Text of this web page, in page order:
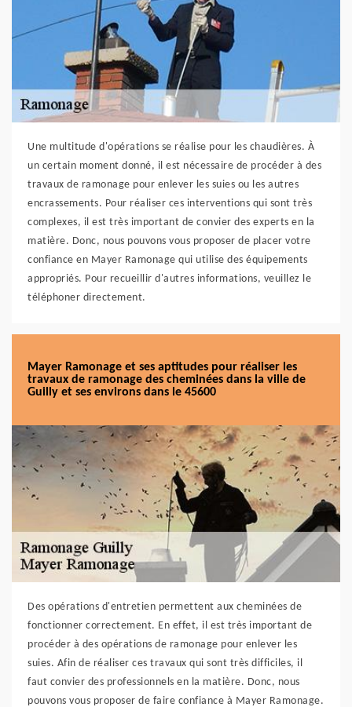
Une multitude d'opérations se réalise pour les chaudières. À
un certain moment donné, il est nécessaire de procéder à des
travaux de ramonage pour enlever les suies ou les autres
encrassements. Pour réaliser ces interventions qui sont très
complexes, il est très important de convier des experts en la
matière. Donc, nous pouvons vous proposer de placer votre
confiance en Mayer Ramonage qui utilise des équipements
appropriés. Pour recueillir d'autres informations, veuillez le
téléphoner directement.
Mayer Ramonage et ses aptitudes pour réaliser les
travaux de ramonage des cheminées dans la ville de
Guilly et ses environs dans le 45600
Des opérations d'entretien permettent aux cheminées de
fonctionner correctement. En effet, il est très important de
procéder à des opérations de ramonage pour enlever les
suies. Afin de réaliser ces travaux qui sont très difficiles, il
faut convier des professionnels en la matière. Donc, nous
pouvons vous proposer de faire confiance à Mayer Ramonage.